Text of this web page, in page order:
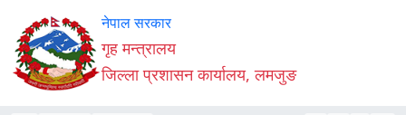
Accessibility
Mode
सुरु
गर्नुहोस्
सामाग्री
पढ्नुहाेस्
नेभिगेसन
पढ्नुहाेस्
वेबसाइट
खोजमा
जानुहोस्
नेपाल सरकार
गृह मन्त्रालय
जिल्ला प्रशासन कार्यालय, लमजुङ